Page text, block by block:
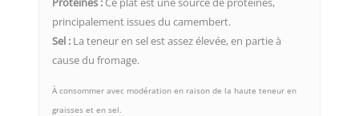
principalement issues du camembert.
Sel : La teneur en sel est assez élevée, en partie à
cause du fromage.
À consommer avec modération en raison de la haute teneur en
graisses et en sel.